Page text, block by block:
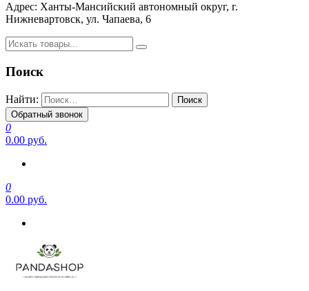
Адрес: Ханты-Мансийский автономный округ, г.
Нижневартовск, ул. Чапаева, 6
Поиск
Найти:
Обратный звонок
0
0.00 руб.
0
0.00 руб.